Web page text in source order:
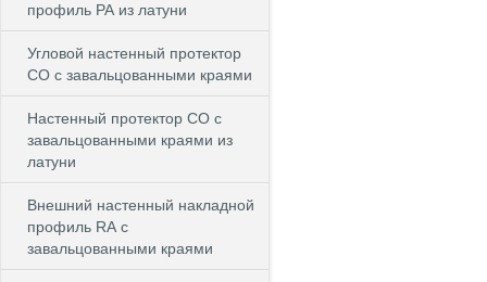
профиль РА из латуни
Угловой настенный протектор
СО с завальцованными краями
Настенный протектор СО с
завальцованными краями из
латуни
Внешний настенный накладной
профиль RА с
завальцованными краями